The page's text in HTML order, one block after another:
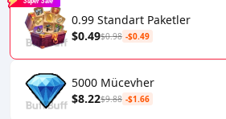
0.99 Standart Paketler
$0.49$0.98 -$0.49
5000 Mücevher
$8.22$9.88 -$1.66